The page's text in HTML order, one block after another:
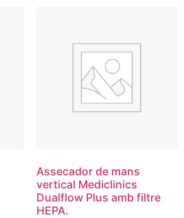
Assecador de mans
vertical Mediclinics
Dualflow Plus amb filtre
HEPA.